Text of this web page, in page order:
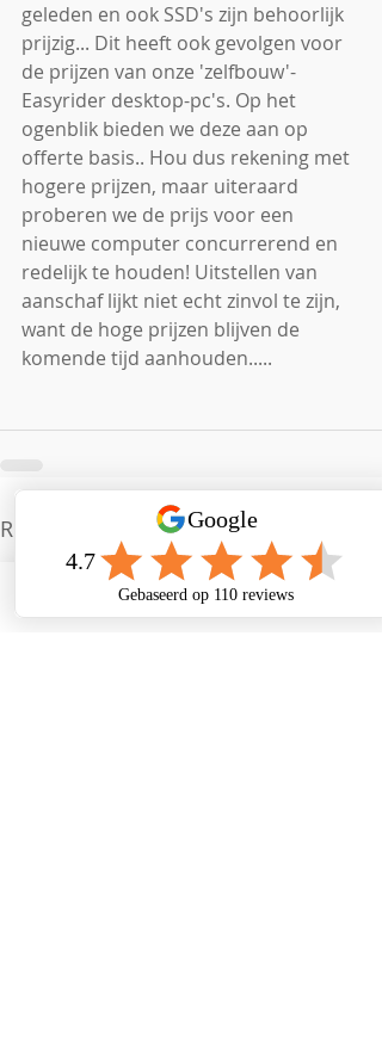
geleden en ook SSD's zijn behoorlijk
prijzig... Dit heeft ook gevolgen voor
de prijzen van onze 'zelfbouw'-
Easyrider desktop-pc's. Op het
ogenblik bieden we deze aan op
offerte basis.. Hou dus rekening met
hogere prijzen, maar uiteraard
proberen we de prijs voor een
nieuwe computer concurrerend en
redelijk te houden! Uitstellen van
aanschaf lijkt niet echt zinvol te zijn,
want de hoge prijzen blijven de
komende tijd aanhouden.....
Recente blogposts Alles weergeven